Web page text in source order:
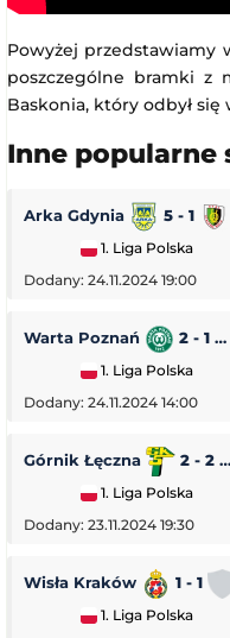
Powyżej przedstawiamy
poszczególne bramki z
Baskonia, który odbył się
Inne popularne
Arka Gdynia 5 - 1
1. Liga Polska
Dodany: 24.11.2024 19:00
Warta Poznań 2 - 1
1. Liga Polska
Dodany: 24.11.2024 14:00
Górnik Łęczna 2 - 2
1. Liga Polska
Dodany: 23.11.2024 19:30
Wisła Kraków 1 - 1
1. Liga Polska